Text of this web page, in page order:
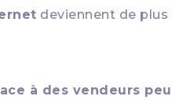
deviennent de
à des vendeurs